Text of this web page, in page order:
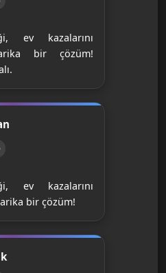
ev kazalarını
bir çözüm!
ev kazalarını
bir çözüm!